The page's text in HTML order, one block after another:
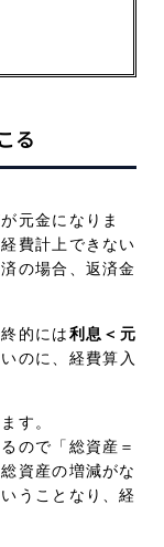
る
元金になりま
費計上できない
の場合、返済金
的には利息＜元
のに、経費算入
す。
ので「総資産＝
資産の増減がな
うことなり、経